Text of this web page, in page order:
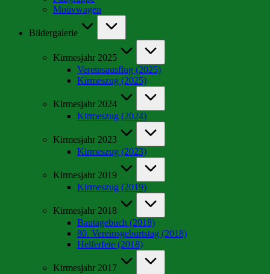
Motivwagen
Bildergalerie
Kirmesjahr 2025
Vereinsausflug (2025)
Kirmeszug (2025)
Kirmesjahr 2024
Kirmeszug (2024)
Kirmesjahr 2023
Kirmeszug (2023)
Kirmesjahr 2019
Kirmeszug (2019)
Kirmesjahr 2018
Bautagebuch (2018)
80. Vereinsgeburtstag (2018)
Helferfete (2018)
Kirmesjahr 2017